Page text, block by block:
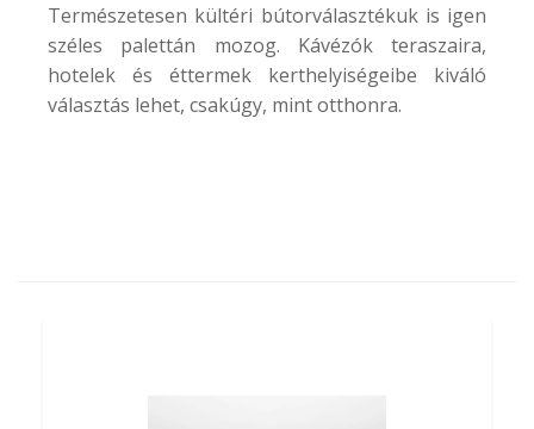
Természetesen kültéri bútorválasztékuk is igen
széles palettán mozog. Kávézók teraszaira,
hotelek és éttermek kerthelyiségeibe kiváló
választás lehet, csakúgy, mint otthonra.